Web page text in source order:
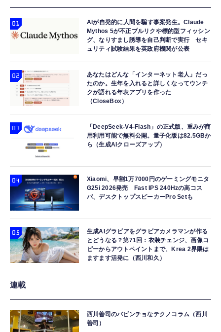
AIが自発的に人間を騙す事案発生。Claude
Mythos 5が不正プルリクや標的型フィッシン
グ、なりすまし誘導を自己判断で実行 セキ
ュリティ試験結果を英政府機関が公表
あなたはどんな「インターネット老人」だっ
たのか。生年を入れると詳しくなってウンチ
クが語れる年表アプリを作った
（CloseBox）
「DeepSeek-V4-Flash」の正式版、重みが商
用利用可能で無料公開。量子化版は82.5GBか
ら（生成AIクローズアップ）
Xiaomi、早割1万7000円のゲーミングモニタ
G25i 2026発売 Fast IPS 240Hzの高コス
パ、デスクトップスピーカーPro Setも
生成AIグラビアをグラビアカメラマンが作る
とどうなる？第71回：衣装チェンジ、画像コ
ピーからアウトペイントまで、Krea 2界隈は
ますます活発に（西川和久）
連載
西川善司のバビンチョなテクノコラム（西川
善司）